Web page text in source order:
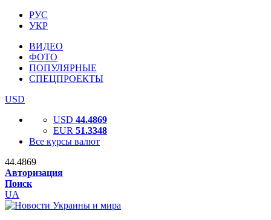
РУС
УКР
ВИДЕО
ФОТО
ПОПУЛЯРНЫЕ
СПЕЦПРОЕКТЫ
USD
USD 44.4869
EUR 51.3348
Все курсы валют
44.4869
Авторизация
Поиск
UA